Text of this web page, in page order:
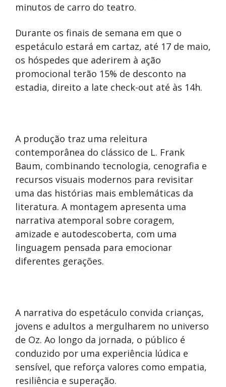
minutos de carro do teatro.
Durante os finais de semana em que o
espetáculo estará em cartaz, até 17 de maio,
os hóspedes que aderirem à ação
promocional terão 15% de desconto na
estadia, direito a late check-out até às 14h.
A produção traz uma releitura
contemporânea do clássico de L. Frank
Baum, combinando tecnologia, cenografia e
recursos visuais modernos para revisitar
uma das histórias mais emblemáticas da
literatura. A montagem apresenta uma
narrativa atemporal sobre coragem,
amizade e autodescoberta, com uma
linguagem pensada para emocionar
diferentes gerações.
A narrativa do espetáculo convida crianças,
jovens e adultos a mergulharem no universo
de Oz. Ao longo da jornada, o público é
conduzido por uma experiência lúdica e
sensível, que reforça valores como empatia,
resiliência e superação.